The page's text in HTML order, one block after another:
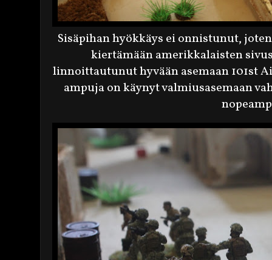
Sisäpihan hyökkäys ei onnistunut,
kiertämään amerikkalaisten
linnoittautunut hyvään asemaan 101st
ampuja on käynyt valmiusasemaan